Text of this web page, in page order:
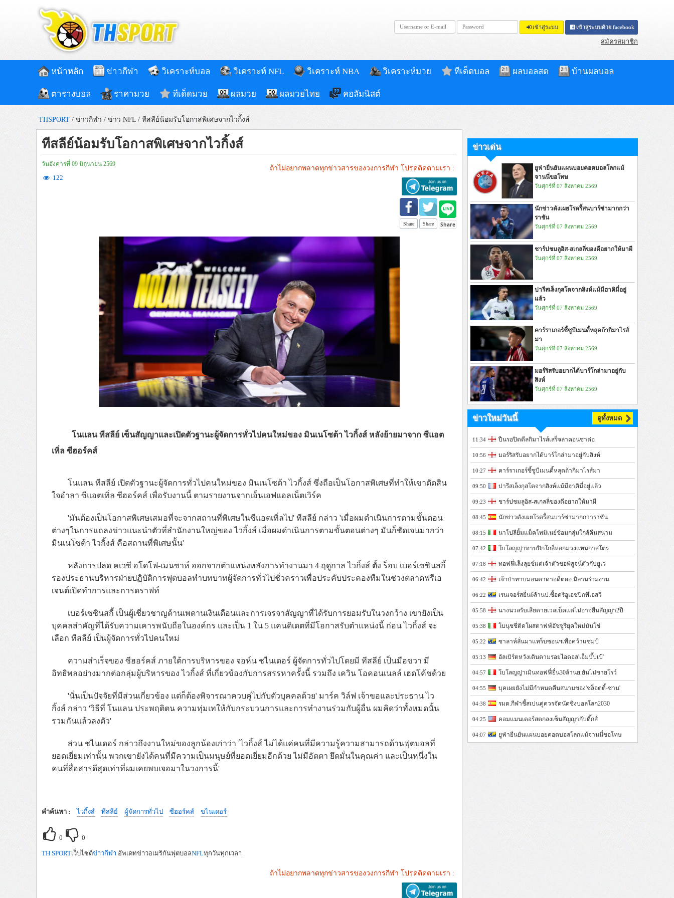
เข้าสู่ระบบ เข้าสู่ระบบด้วย facebook
สมัครสมาชิก
หน้าหลัก ข่าวกีฬา วิเคราะห์บอล วิเคราะห์ NFL วิเคราะห์ NBA วิเคราะห์มวย ทีเด็ดบอล ผลบอลสด บ้านผลบอล
ตารางบอล ราคามวย ทีเด็ดมวย ผลมวย ผลมวยไทย คอลัมนิสต์
THSPORT / ข่าวกีฬา / ข่าว NFL / ทีสลีย์น้อมรับโอกาสพิเศษจากไวกิ้งส์
ทีสลีย์น้อมรับโอกาสพิเศษจากไวกิ้งส์
วันอังคารที่ 09 มิถุนายน 2569
122
ถ้าไม่อยากพลาดทุกข่าวสารของวงการกีฬา โปรดติดตามเรา :
Share Share
โนแลน ทีสลีย์ เซ็นสัญญาและเปิดตัวฐานะผู้จัดการทั่วไปคนใหม่ของ มินเนโซต้า ไวกิ้งส์ หลังย้ายมาจาก ซีแอต
เทิ่ล ซีฮอร์คส์
โนแลน ทีสลีย์ เปิดตัวฐานะผู้จัดการทั่วไปคนใหม่ของ มินเนโซต้า ไวกิ้งส์ ซึ่งถือเป็นโอกาสพิเศษที่ทำให้เขาตัดสิน
ใจอำลา ซีแอตเทิ่ล ซีฮอร์คส์ เพื่อรับงานนี้ ตามรายงานจากเอ็นเอฟแอลเน็ตเวิร์ค
'มันต้องเป็นโอกาสพิเศษเสมอที่จะจากสถานที่พิเศษในซีแอตเทิ่ลไป' ทีสลีย์ กล่าว 'เมื่อผมดำเนินการตามขั้นตอน
ต่างๆในการแถลงข่าวแนะนำตัวที่สำนักงานใหญ่ของ ไวกิ้งส์ เมื่อผมดำเนินการตามขั้นตอนต่างๆ มันก็ชัดเจนมากว่า
มินเนโซต้า ไวกิ้งส์ คือสถานที่พิเศษนั้น'
หลังการปลด คเวซี อโดโฟ-เมนซาห์ ออกจากตำแหน่งหลังการทำงานมา 4 ฤดูกาล ไวกิ้งส์ ตั้ง ร็อบ เบอร์เซซินสกี้
รองประธานบริหารฝ่ายปฏิบัติการฟุตบอลทำบทบาทผู้จัดการทั่วไปชั่วคราวเพื่อประคับประคองทีมในช่วงตลาดฟรีเอ
เจนต์เปิดทำการและการดราฟท์
เบอร์เซซินสกี้ เป็นผู้เชี่ยวชาญด้านเพดานเงินเดือนและการเจรจาสัญญาที่ได้รับการยอมรับในวงกว้าง เขายังเป็น
บุคคลสำคัญที่ได้รับความเคารพนับถือในองค์กร และเป็น 1 ใน 5 แคนดิเดตที่มีโอกาสรับตำแหน่งนี้ ก่อน ไวกิ้งส์ จะ
เลือก ทีสลีย์ เป็นผู้จัดการทั่วไปคนใหม่
ความสำเร็จของ ซีฮอร์คส์ ภายใต้การบริหารของ จอห์น ชไนเดอร์ ผู้จัดการทั่วไปโดยมี ทีสลีย์ เป็นมือขวา มี
อิทธิพลอย่างมากต่อกลุ่มผู้บริหารของ ไวกิ้งส์ ที่เกี่ยวข้องกับการสรรหาครั้งนี้ รวมถึง เควิน โอคอนเนลล์ เฮดโค้ชด้วย
'นั่นเป็นปัจจัยที่มีส่วนเกี่ยวข้อง แต่ก็ต้องพิจารณาควบคู่ไปกับตัวบุคคลด้วย' มาร์ค วิล์ฟ เจ้าขอและประธาน ไว
กิ้งส์ กล่าว 'วิธีที่ โนแลน ประพฤติตน ความทุ่มเทให้กับกระบวนการและการทำงานร่วมกับผู้อื่น ผมคิดว่าทั้งหมดนั้น
รวมกันแล้วลงตัว'
ส่วน ชไนเดอร์ กล่าวถึงงานใหม่ของลูกน้องเก่าว่า 'ไวกิ้งส์ ไม่ได้แค่คนที่มีความรู้ความสามารถด้านฟุตบอลที่
ยอดเยี่ยมเท่านั้น พวกเขายังได้คนที่มีความเป็นมนุษย์ที่ยอดเยี่ยมอีกด้วย ไม่มีอัตตา ยึดมั่นในคุณค่า และเป็นหนึ่งใน
คนที่สื่อสารดีสุดเท่าที่ผมเคยพบเจอมาในวงการนี้'
คำค้นหา : ไวกิ้งส์ ทีสลีย์ ผู้จัดการทั่วไป ซีฮอร์คส์ ขไนเดอร์
0 0
TH SPORTเว็บไซต์ข่าวกีฬา อัพเดทข่าวอเมริกันฟุตบอลNFLทุกวันทุกเวลา
ถ้าไม่อยากพลาดทุกข่าวสารของวงการกีฬา โปรดติดตามเรา :
ข่าวเด่น
ยูฟ่ายืนยันแผนบอยคอตบอลโลกแม้
จานนี่ขอโทษ
วันศุกร์ที่ 07 สิงหาคม 2569
นักข่าวดังเผยโรดรี้สนบาร์ซ่ามากกว่า
ราชัน
วันศุกร์ที่ 07 สิงหาคม 2569
ชาร์ปชมลูอิส-สเกลลี่ของดีอยากให้มาผี
วันศุกร์ที่ 07 สิงหาคม 2569
ปารีสเล็งกุสโตจากสิงห์แม้มีฮาคิมี่อยู่
แล้ว
วันศุกร์ที่ 07 สิงหาคม 2569
คาร์ราเกอร์ชี้ซูบีเมนดี้หลุดถ้ากิมาไรส์
มา
วันศุกร์ที่ 07 สิงหาคม 2569
มอร์ริสรับอยากได้บาร์โกล่ามาอยู่กับ
สิงห์
วันศุกร์ที่ 07 สิงหาคม 2569
ข่าวใหม่วันนี้ ดูทั้งหมด
11:34 ปืนรอปิดดีลกิมาไรส์เสร็จล่าคอนซ่าต่อ
10:56 มอร์ริสรับอยากได้บาร์โกล่ามาอยู่กับสิงห์
10:27 คาร์ราเกอร์ชี้ซูบีเมนดี้หลุดถ้ากิมาไรส์มา
09:50 ปารีสเล็งกุสโตจากสิงห์แม้มีฮาคิมี่อยู่แล้ว
09:23 ชาร์ปชมลูอิส-สเกลลี่ของดีอยากให้มาผี
08:45 นักข่าวดังเผยโรดรี้สนบาร์ซ่ามากกว่าราชัน
08:15 นาโปลียิ้มแม็คโทมิเนย์ซ้อมกลุ่มใกล้คืนสนาม
07:42 โบโลญญ่าทาบปิกโกลี่หอกม่วงแทนกาสโตร
07:18 ทอฟฟี่เล็งลุยซ์แต่เจ้าตัวขอพิสูจน์ตัวกับยูเว่
06:42 เจ้าป่าทาบมอนคาดาอดีตผอ.มิลานร่วมงาน
06:22 เรนเจอร์สยื่น6ล้านป.ซื้อดริอูเอชปีกพีเอสวี
05:58 นางนวลรับเสียดายเวลเบ็คแต่ไม่อาจยื่นสัญญา2ปี
05:38 โบนุชชี่ติดโผสตาฟฟ์อัซซูรี่ยุคใหม่มันโช่
05:22 ซาลาห์ลั่นมาแทร็บซอนฯเพื่อคว้าแชมป์
05:13 อัลเบิร์ตหวังเดินตามรอยไอดอล'เอ็มบั๊ปเป้'
04:57 โบโลญญ่าเมินทอฟฟี่ยื่น30ล้านย.ยันไม่ขายโรว์
04:55 บุคเผยยังไม่มีกำหนดคืนสนามของ'ชล็อตตี้-ชาน'
04:38 รมต.กีฬาชี้สเปนคู่ควรจัดนัดชิงบอลโลก2030
04:25 คอมแมนเดอร์สตกลงเซ็นสัญญากับดิ๊กส์
04:07 ยูฟ่ายืนยันแผนบอยคอตบอลโลกแม้จานนี่ขอโทษ